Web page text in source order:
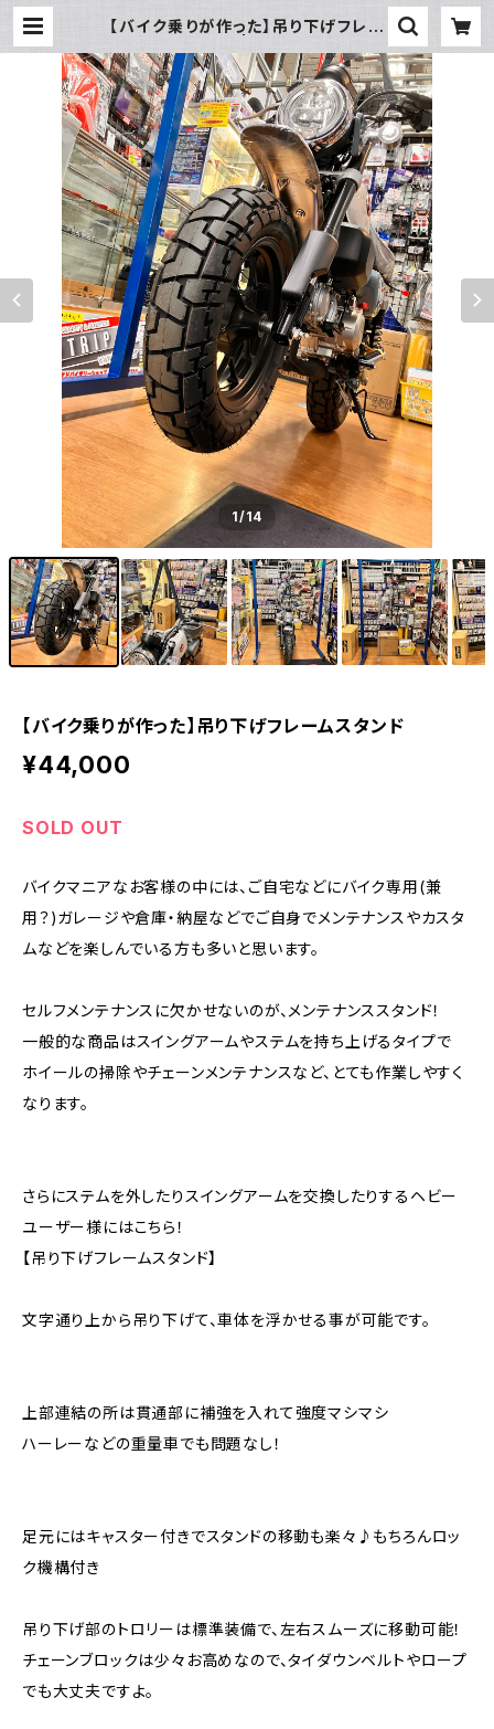
【バイク乗りが作った】吊り下げフレー
1/14
【バイク乗りが作った】吊り下げフレームスタンド
¥44,000
SOLD OUT
バイクマニアなお客様の中には、ご自宅などにバイク専用(兼
用？)ガレージや倉庫・納屋などでご自身でメンテナンスやカスタ
ムなどを楽しんでいる方も多いと思います。
セルフメンテナンスに欠かせないのが、メンテナンススタンド！
一般的な商品はスイングアームやステムを持ち上げるタイプで
ホイールの掃除やチェーンメンテナンスなど、とても作業しやすく
なります。
さらにステムを外したりスイングアームを交換したりするヘビー
ユーザー様にはこちら！
【吊り下げフレームスタンド】
文字通り上から吊り下げて、車体を浮かせる事が可能です。
上部連結の所は貫通部に補強を入れて強度マシマシ
ハーレーなどの重量車でも問題なし！
足元にはキャスター付きでスタンドの移動も楽々♪もちろんロッ
ク機構付き
吊り下げ部のトロリーは標準装備で、左右スムーズに移動可能！
チェーンブロックは少々お高めなので、タイダウンベルトやロープ
でも大丈夫ですよ。